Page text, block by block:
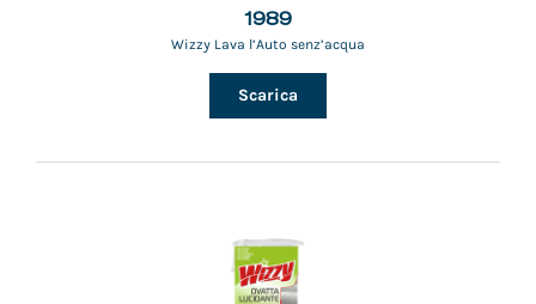
1989
Wizzy Lava l’Auto senz’acqua
Scarica